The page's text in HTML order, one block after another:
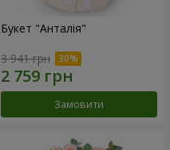
Букет "Анталія"
3 941 грн
Замовити